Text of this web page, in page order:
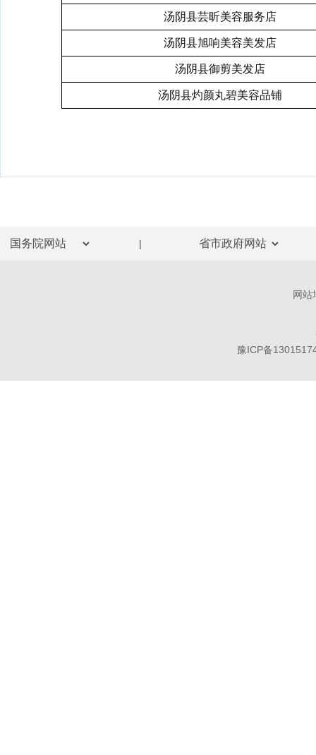
汤阴县芸昕美容服务店
汤阴县旭响美容美发店
汤阴县御剪美发店
汤阴县灼颜丸碧美容品铺
|
网站
豫ICP备